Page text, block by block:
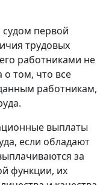
судом первой
трудовых
работниками не
о том, что все
работникам,
выплаты
если обладают
за
функции, их